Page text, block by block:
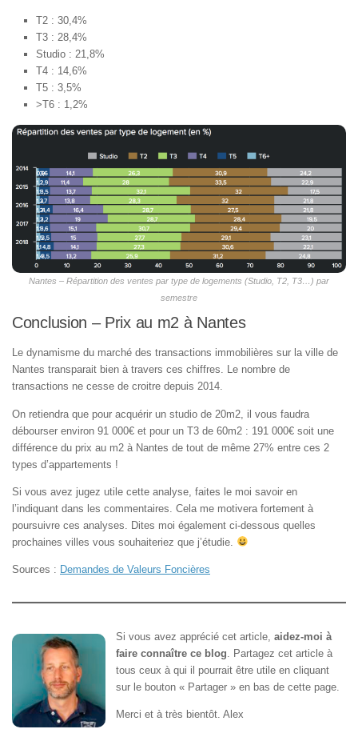
T2 : 30,4%
T3 : 28,4%
Studio : 21,8%
T4 : 14,6%
T5 : 3,5%
>T6 : 1,2%
Nantes – Répartition des ventes par type de logements (Studio, T2, T3…) par
semestre
Conclusion – Prix au m2 à Nantes
Le dynamisme du marché des transactions immobilières sur la ville de
Nantes transparait bien à travers ces chiffres. Le nombre de
transactions ne cesse de croitre depuis 2014.
On retiendra que pour acquérir un studio de 20m2, il vous faudra
débourser environ 91 000€ et pour un T3 de 60m2 : 191 000€ soit une
différence du prix au m2 à Nantes de tout de même 27% entre ces 2
types d’appartements !
Si vous avez jugez utile cette analyse, faites le moi savoir en
l’indiquant dans les commentaires. Cela me motivera fortement à
poursuivre ces analyses. Dites moi également ci-dessous quelles
prochaines villes vous souhaiteriez que j’étudie.
Sources : Demandes de Valeurs Foncières
Si vous avez apprécié cet article,aidez-moi à
faire connaître ce blog. Partagez cet article à
tous ceux à qui il pourrait être utile en cliquant
sur le bouton « Partager » en bas de cette page.
Merci et à très bientôt. Alex